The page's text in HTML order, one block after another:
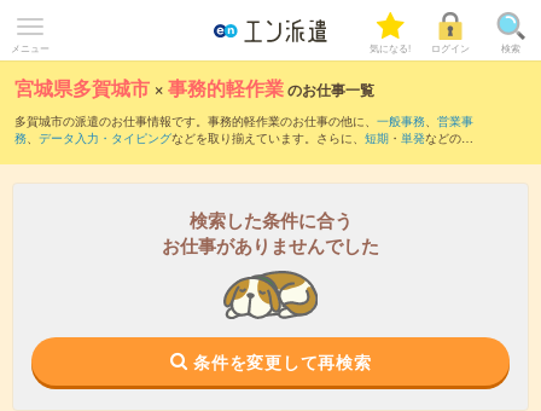
メニュー 気になる! ログイン 検索
宮城県多賀城市 ×事務的軽作業のお仕事一覧
多賀城市の派遣のお仕事情報です。事務的軽作業のお仕事の他に、 一般事務、 営業事
務、 データ入力・タイピングなどを取り揃えています。さらに、 短期 ・ 単発などの期
検索した条件に合う
お仕事がありませんでした
条件を変更して再検索